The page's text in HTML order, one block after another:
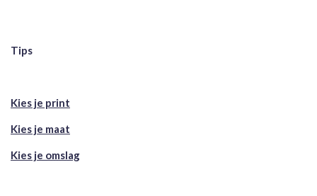
Tips
Kies je print
Kies je maat
Kies je omslag